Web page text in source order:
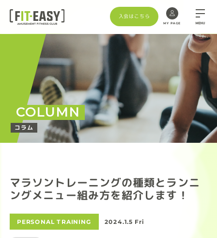
入会はこちら
MY PAGE MENU
COLUMN
コラム
マラソントレーニングの種類とランニ
ングメニュー組み方を紹介します！
PERSONAL TRAINING 2024.1.5 Fri